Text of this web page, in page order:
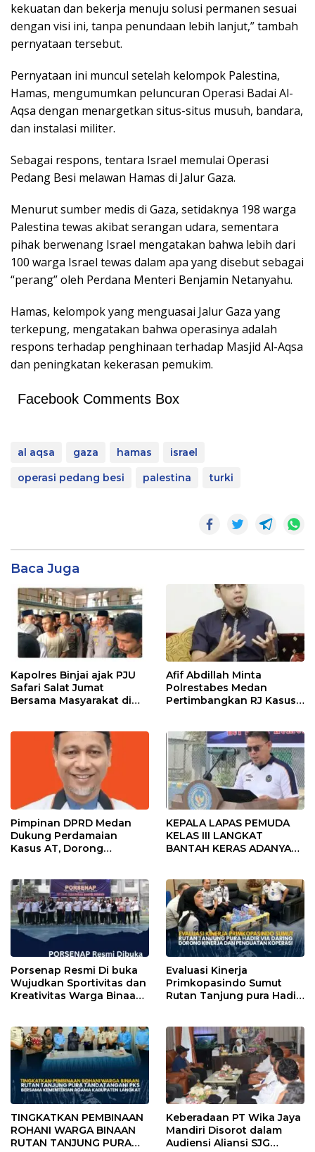
kekuatan dan bekerja menuju solusi permanen sesuai
dengan visi ini, tanpa penundaan lebih lanjut,” tambah
pernyataan tersebut.
Pernyataan ini muncul setelah kelompok Palestina,
Hamas, mengumumkan peluncuran Operasi Badai Al-
Aqsa dengan menargetkan situs-situs musuh, bandara,
dan instalasi militer.
Sebagai respons, tentara Israel memulai Operasi
Pedang Besi melawan Hamas di Jalur Gaza.
Menurut sumber medis di Gaza, setidaknya 198 warga
Palestina tewas akibat serangan udara, sementara
pihak berwenang Israel mengatakan bahwa lebih dari
100 warga Israel tewas dalam apa yang disebut sebagai
“perang” oleh Perdana Menteri Benjamin Netanyahu.
Hamas, kelompok yang menguasai Jalur Gaza yang
terkepung, mengatakan bahwa operasinya adalah
respons terhadap penghinaan terhadap Masjid Al-Aqsa
dan peningkatan kekerasan pemukim.
Facebook Comments Box
al aqsa gaza hamas
israel
operasi pedang besi
palestina turki
Baca Juga
Kapolres Binjai ajak PJU
Safari Salat Jumat
Bersama Masyarakat di
Afif Abdillah Minta
Polrestabes Medan
Pertimbangkan RJ Kasus
Pimpinan DPRD Medan
Dukung Perdamaian
Kasus AT, Dorong
KEPALA LAPAS PEMUDA
KELAS III LANGKAT
BANTAH KERAS ADANYA
TENTANG SINDIKAT
PENIPU PENJUALAN EMAS
Porsenap Resmi Di buka
Wujudkan Sportivitas dan
Kreativitas Warga Binaan
Evaluasi Kinerja
Primkopasindo Sumut
Rutan Tanjung pura Hadir
TINGKATKAN PEMBINAAN
ROHANI WARGA BINAAN
RUTAN TANJUNG PURA
Keberadaan PT Wika Jaya
Mandiri Disorot dalam
Audiensi Aliansi SJG